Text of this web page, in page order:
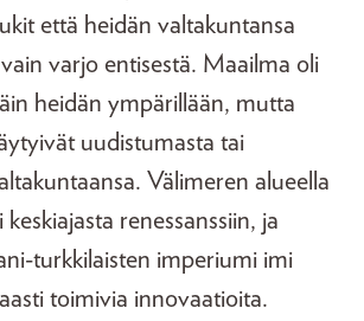
että heidän valtakuntansa
varjo entisestä. Maailma oli
heidän ympärillään, mutta
uudistumasta tai
Välimeren alueella
renessanssiin, ja
turkkilaisten imperiumi imi
toimivia innovaatioita.